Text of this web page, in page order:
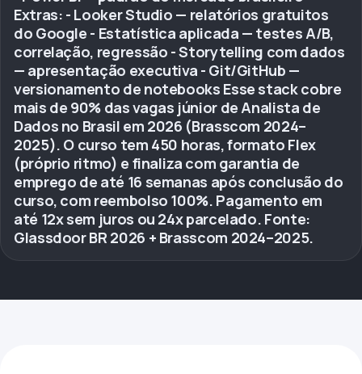
Extras: - Looker Studio — relatórios gratuitos
do Google - Estatística aplicada — testes A/B,
correlação, regressão - Storytelling com dados
— apresentação executiva - Git/GitHub —
versionamento de notebooks Esse stack cobre
mais de 90% das vagas júnior de Analista de
Dados no Brasil em 2026 (Brasscom 2024–
2025). O curso tem 450 horas, formato Flex
(próprio ritmo) e finaliza com garantia de
emprego de até 16 semanas após conclusão do
curso, com reembolso 100%. Pagamento em
até 12x sem juros ou 24x parcelado. Fonte:
Glassdoor BR 2026 + Brasscom 2024–2025.